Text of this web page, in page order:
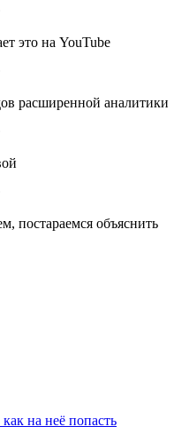
это на YouTube
расширенной аналитики
постараемся объяснить
на неё попасть